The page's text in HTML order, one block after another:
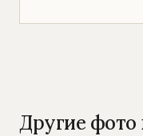
Другие фото